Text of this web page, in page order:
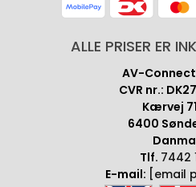
ALLE PRISER ER
AV-
CVR nr.:
Kærvej
6400
Tlf. 7442
E-mail: [email